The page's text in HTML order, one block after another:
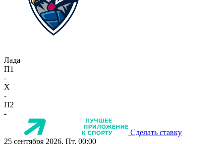
Лада
П1
-
X
-
П2
-
Сделать ставку
25 сентября 2026, Пт, 00:00